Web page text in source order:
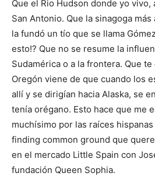
Que el Rio Hudson donde yo vivo,
San Antonio. Que la sinagoga
la fundó un tío que se llama
esto!? Que no se resume la
Sudamérica o a la frontera. Que
Oregón viene de que cuando los
allí y se dirigían hacia Alaska, se
tenía orégano. Esto hace que me
muchísimo por las raíces
finding common ground que
en el mercado Little Spain con
fundación Queen Sophia.